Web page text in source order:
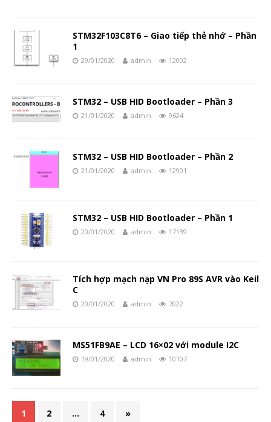
STM32F103C8T6 – Giao tiếp thẻ nhớ – Phần
1
29/01/2020 admin 12002
STM32 – USB HID Bootloader – Phần 3
21/01/2020 admin 9624
STM32 – USB HID Bootloader – Phần 2
21/01/2020 admin 12901
STM32 – USB HID Bootloader – Phần 1
20/01/2020 admin 17139
Tích hợp mạch nạp VN Pro 89S AVR vào Keil
C
20/01/2020 admin 7022
MS51FB9AE – LCD 16×02 với module I2C
19/01/2020 admin 10107
1 2 … 4 »